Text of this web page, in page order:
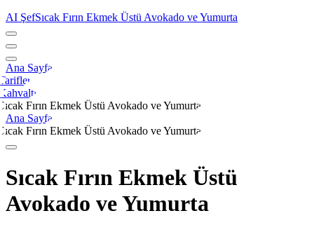
AI ŞefSıcak Fırın Ekmek Üstü Avokado ve Yumurta
Ana Sayfa
Fırın Ekmek Üstü Avokado ve Yumurta
Ana Sayfa
Fırın Ekmek Üstü Avokado ve Yumurta
Sıcak Fırın Ekmek Üstü
Avokado ve Yumurta